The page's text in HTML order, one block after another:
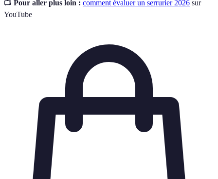
📺 Pour aller plus loin : comment évaluer un serrurier 2026 sur
YouTube